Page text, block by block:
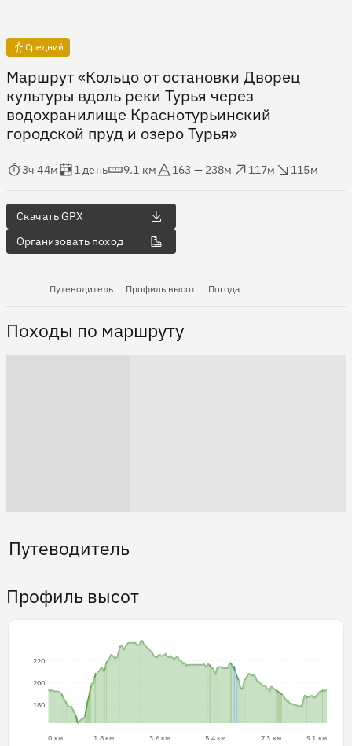
Средний
Маршрут «Кольцо от остановки Дворец
культуры вдоль реки Турья через
водохранилище Краснотурьинский
городской пруд и озеро Турья»
в пути
3ч 44м
Оценка в днях
1 день
Дистанция
9.1 км
Абсолютная высота
163 — 238м
Набор высоты
117м
115м
Скачать GPX
Организовать поход
Путеводитель Профиль высот Погода
Походы по маршруту
Путеводитель
Профиль высот
180
200
220
0 км 1.8 км 3.6 км 5.4 км 7.3 км 9.1 км